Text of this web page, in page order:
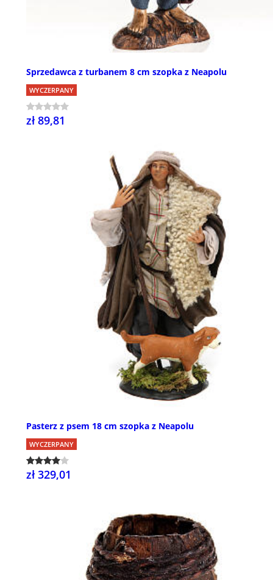
Sprzedawca z turbanem 8 cm szopka z Neapolu
WYCZERPANY
zł 89,81
Pasterz z psem 18 cm szopka z Neapolu
WYCZERPANY
zł 329,01